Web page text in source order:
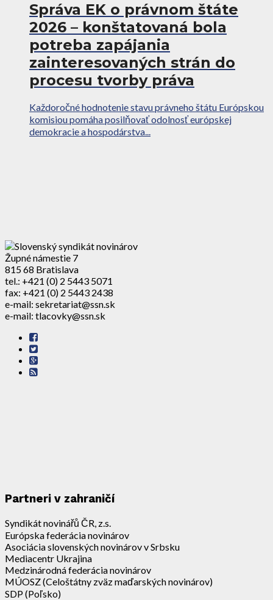
Správa EK o právnom štáte
2026 – konštatovaná bola
potreba zapájania
zainteresovaných strán do
procesu tvorby práva
Každoročné hodnotenie stavu právneho štátu Európskou
komisiou pomáha posilňovať odolnosť európskej
demokracie a hospodárstva...
Župné námestie 7
815 68 Bratislava
tel.: +421 (0) 2 5443 5071
fax: +421 (0) 2 5443 2438
e-mail: sekretariat@ssn.sk
e-mail: tlacovky@ssn.sk
Partneri v zahraničí
Syndikát novinářů ČR, z.s.
Európska federácia novinárov
Asociácia slovenských novinárov v Srbsku
Mediacentr Ukrajina
Medzinárodná federácia novinárov
MÚOSZ (Celoštátny zväz maďarských novinárov)
SDP (Poľsko)